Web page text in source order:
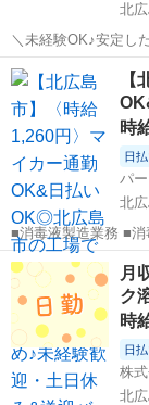
北
＼未経験OK♪安定し
お仕事です！ボトル
す ◎重量物の取り扱
す♪ ◎未経験歓迎！
北海道 北広島市
【
時
日
パ
北
■消毒液製造業務 ■消
品の検品や箱詰め作
ら、クリーンルーム
やサポート体制が充
北海道 北広島市
月
ク
時
日
株
北